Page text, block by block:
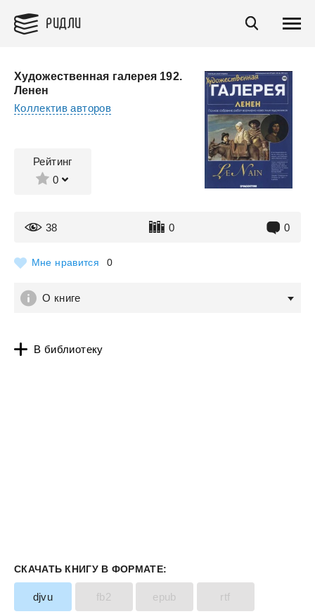
РИДЛИ
Художественная галерея 192.
Ленен
Коллектив авторов
Рейтинг
0
38 0 0
Мне нравится 0
О книге
В библиотеку
СКАЧАТЬ КНИГУ В ФОРМАТЕ:
djvu fb2 epub rtf